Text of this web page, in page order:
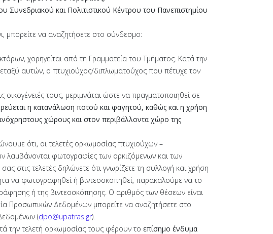
Συνεδριακού και Πολιτιστικού Κέντρου του Πανεπιστημίου
μπορείτε να αναζητήσετε στο σύνδεσμο:
χορηγείται από τη Γραμματεία του Τμήματος. Κατά την
αυτών, ο πτυχιούχος/διπλωματούχος που πέτυχε τον
τους, μεριμνάται ώστε να πραγματοποιηθεί σε
η κατανάλωση ποτού και φαγητού, καθώς και η χρήση
χώρους και στον περιβάλλοντα χώρο της
ότι, οι τελετές ορκωμοσίας πτυχιούχων –
λαμβάνονται φωτογραφίες των ορκιζόμενων και των
τελετές δηλώνετε ότι γνωρίζετε τη συλλογή και χρήση
να φωτογραφηθεί ή βιντεοσκοπηθεί, παρακαλούμε να το
ή της βιντεοσκόπησης. Ο αριθμός των θέσεων είναι
Προσωπικών Δεδομένων μπορείτε να αναζητήσετε στο
(dpo@upatras.gr).
την τελετή ορκωμοσίας τους φέρουν το επίσημο ένδυμα